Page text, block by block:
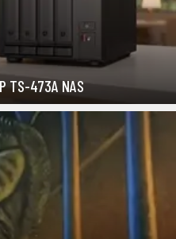
TS-473A NAS